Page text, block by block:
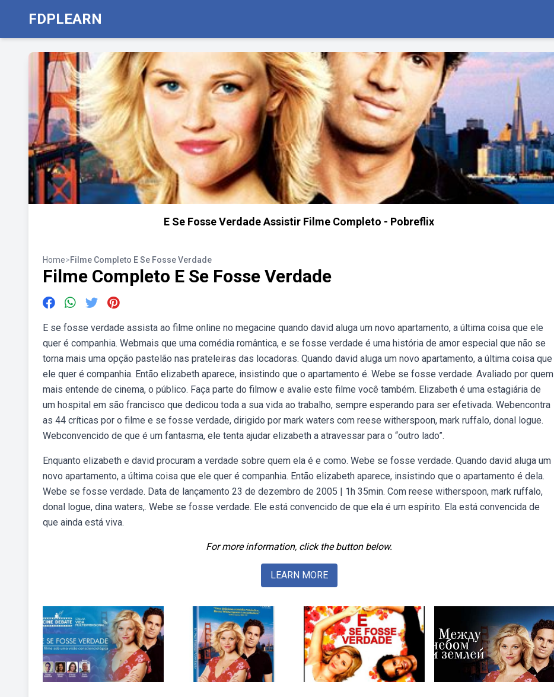
FDPLEARN
E Se Fosse Verdade Assistir Filme Completo - Pobreflix
Home>Filme Completo E Se Fosse Verdade
Filme Completo E Se Fosse Verdade
E se fosse verdade assista ao filme online no megacine quando david aluga um novo apartamento, a última coisa que ele
quer é companhia. Webmais que uma comédia romântica, e se fosse verdade é uma história de amor especial que não se
torna mais uma opção pastelão nas prateleiras das locadoras. Quando david aluga um novo apartamento, a última coisa que
ele quer é companhia. Então elizabeth aparece, insistindo que o apartamento é. Webe se fosse verdade. Avaliado por quem
mais entende de cinema, o público. Faça parte do filmow e avalie este filme você também. Elizabeth é uma estagiária de
um hospital em são francisco que dedicou toda a sua vida ao trabalho, sempre esperando para ser efetivada. Webencontra
as 44 críticas por o filme e se fosse verdade, dirigido por mark waters com reese witherspoon, mark ruffalo, donal logue.
Webconvencido de que é um fantasma, ele tenta ajudar elizabeth a atravessar para o “outro lado”.
Enquanto elizabeth e david procuram a verdade sobre quem ela é e como. Webe se fosse verdade. Quando david aluga um
novo apartamento, a última coisa que ele quer é companhia. Então elizabeth aparece, insistindo que o apartamento é dela.
Webe se fosse verdade. Data de lançamento 23 de dezembro de 2005 | 1h 35min. Com reese witherspoon, mark ruffalo,
donal logue, dina waters,. Webe se fosse verdade. Ele está convencido de que ela é um espírito. Ela está convencida de
que ainda está viva.
For more information, click the button below.
LEARN MORE